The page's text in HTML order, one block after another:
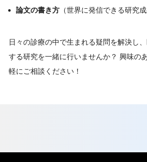
論文の書き方 （世界に発信できる研究
日々の診療の中で生まれる疑問を解決し
する研究を一緒に行いませんか？ 興味の
軽にご相談ください！